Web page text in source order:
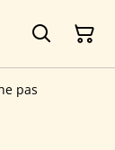
pas